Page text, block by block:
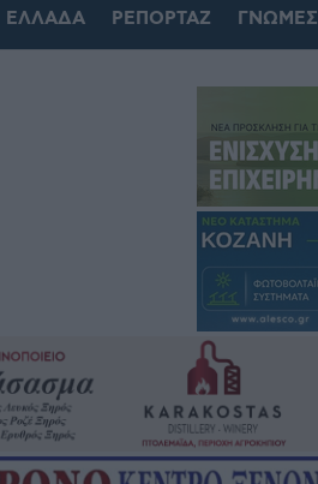
ΕΛΛΆΔΑ ΡΕΠΟΡΤΆΖ ΓΝΏΜΕΣ